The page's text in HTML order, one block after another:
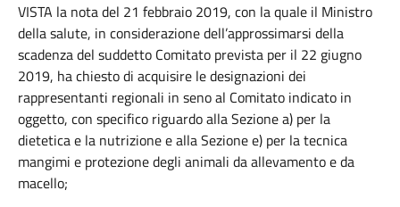
VISTA la nota del 21 febbraio 2019, con la quale il Ministro
della salute, in considerazione dell’approssimarsi della
scadenza del suddetto Comitato prevista per il 22 giugno
2019, ha chiesto di acquisire le designazioni dei
rappresentanti regionali in seno al Comitato indicato in
oggetto, con specifico riguardo alla Sezione a) per la
dietetica e la nutrizione e alla Sezione e) per la tecnica
mangimi e protezione degli animali da allevamento e da
macello;